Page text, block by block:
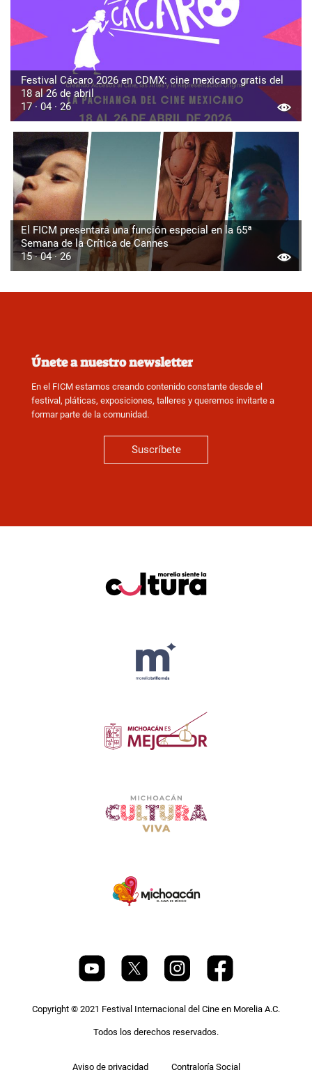
Festival Cácaro 2026 en CDMX: cine mexicano gratis del
18 al 26 de abril
17 · 04 · 26
El FICM presentará una función especial en la 65ª
Semana de la Crítica de Cannes
15 · 04 · 26
Únete a nuestro newsletter
En el FICM estamos creando contenido constante desde el
festival, pláticas, exposiciones, talleres y queremos invitarte a
formar parte de la comunidad.
Suscríbete
Copyright © 2021 Festival Internacional del Cine en Morelia A.C.
Todos los derechos reservados.
Aviso de privacidad Contraloría Social